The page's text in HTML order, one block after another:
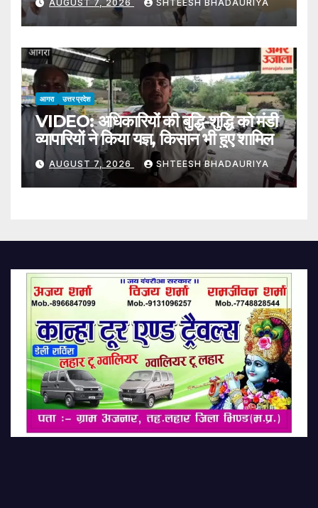
Champat Rai Visits Seers
Following Ram Mandir
Donation Theft Controversy
AUGUST 7, 2026 SHTEESH BHADAURIYA
आगरा उत्तर प्रदेश
VIDEO: अधिकारियों की बुद्धि-शुद्धि को मंडी
व्यापारियों ने किया यज्ञ, किसान भी हुए शामिल
AUGUST 7, 2026 SHTEESH BHADAURIYA